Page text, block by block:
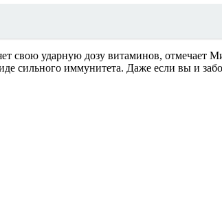
свою ударную дозу витаминов, отмечает
сильного иммунитета. Даже если вы и